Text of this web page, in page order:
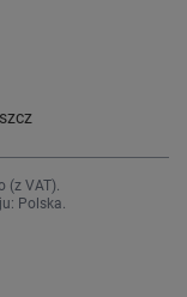
(z VAT).
Polska.